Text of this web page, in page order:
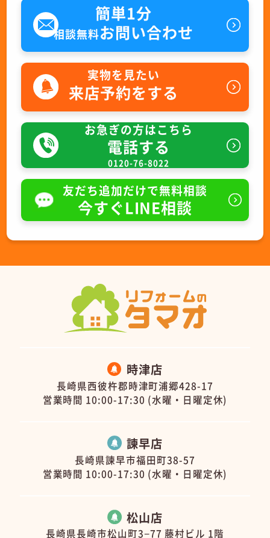
簡単1分
相談無料お問い合わせ
実物を見たい
来店予約をする
お急ぎの方はこちら
電話する
0120-76-8022
友だち追加だけで無料相談
今すぐLINE相談
時津店
長崎県西彼杵郡時津町浦郷428-17
営業時間 10:00-17:30 (水曜・日曜定休)
諫早店
長崎県諫早市福田町38-57
営業時間 10:00-17:30 (水曜・日曜定休)
松山店
長崎県長崎市松山町3−77 藤村ビル 1階